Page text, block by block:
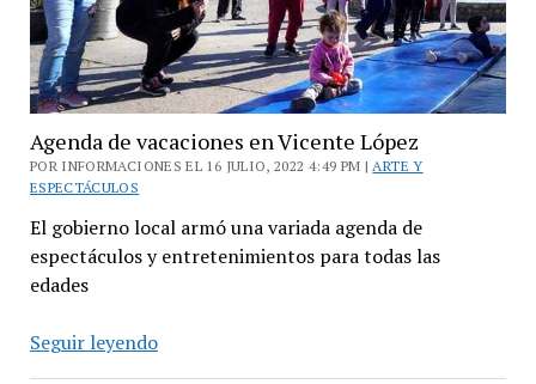
Agenda de vacaciones en Vicente López
POR INFORMACIONES EL 16 JULIO, 2022 4:49 PM |ARTE Y
ESPECTÁCULOS
El gobierno local armó una variada agenda de
espectáculos y entretenimientos para todas las
edades
Seguir leyendoAgenda